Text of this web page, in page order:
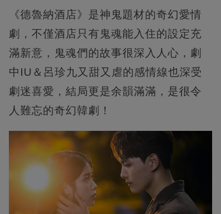
《德魯納酒店》是神鬼題材的奇幻愛情
劇，不僅酒店只有鬼魂能入住的設定充
滿新意，鬼魂們的故事很深入人心，劇
中IU＆呂珍九又甜又虐的感情線也深受
劇迷喜愛，結局更是余韻滿滿，是很令
人難忘的奇幻韓劇！